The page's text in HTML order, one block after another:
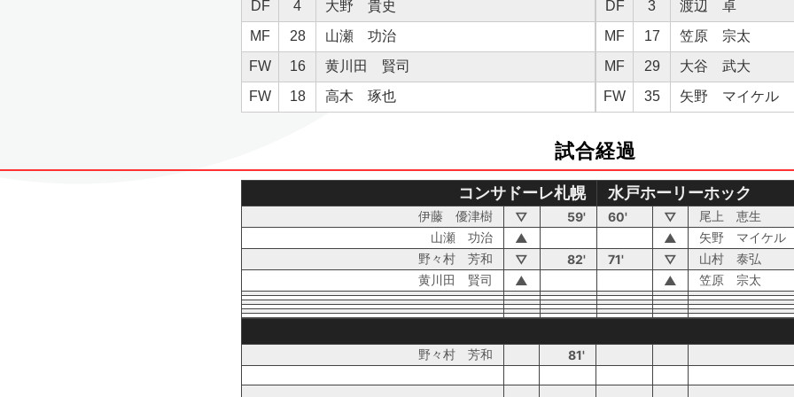
DF 4
大野 貴史
MF
28
山瀬 功治
FW
16
黄川田 賢司
FW
18 高木 琢也
DF 3
渡辺 卓
MF
17
笠原 宗太
MF
29
大谷 武大
FW
35 矢野 マイケル
試合経過
コンサドーレ札幌 水戸ホーリーホック
伊藤 優津樹 ▽ 59' 60' ▽
尾上 恵生
山瀬 功治
▲ ▲
矢野 マイケル
野々村 芳和
▽ 82' 71' ▽
山村 泰弘
黄川田 賢司
▲ ▲ 笠原 宗太
野々村 芳和 81'